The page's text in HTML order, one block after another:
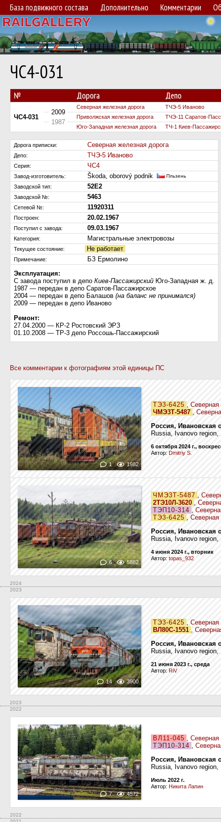
База подвижного состава Дополнительно Комментарии
ЧС4-031
№ Дорога Депо
ЧС4-031
2009
Северная железная дорога ТЧЭ-5 Иваново
1987
Приволжская железная дорога
ТЧЭ-11 Саратов-
Юго-Западная железная дорога
ТЧ-1 Киев-
Дорога приписки: Северная железная дорога
Депо: ТЧЭ-5 Иваново
Серия: ЧС4
Завод-изготовитель: Škoda, oborový podnik Пльзень
Заводской тип: 52E2
Заводской №: 5463
Сетевой №: 11920311
Построен: 20.02.1967
Поступил c завода: 09.03.1967
Категория: Магистральные электровозы
Текущее состояние: Не работает
Примечание:
БЗ Ермолино
Эксплуатация:
С завода поступил в депо Киев-Пассажирский Юго-Западная ж. д.
1987 — передан в депо Саратов-Пассажирское
2004 — передан в депо Балашов (на баланс не принимался)
2009 — передан в депо Иваново
Ремонт:
27.04.2000 — КР-2 Ростовский ЭРЗ
01.10.2008 — ТР-3 депо Россошь-Пассажирский
Все комментарии к фотографиям этой единицы ПС
1 1982
ТЭ3-6425 , Северная
ЧМЭ3Т-5487 ,
Россия, Ивановская
Russia, Ivanovo
6 октября 2024 г.,
Автор: Dmitriy S.
6 5882
ЧМЭ3Т-5487 ,
2ТЭ10Л-3620 ,
ТЭП10-314 ,
ТЭ3-6425 , Северная
Россия, Ивановская
Russia, Ivanovo
4 июня 2024 г., вторник
Автор: topas_932
2024
2023
14 3900
ТЭ3-6425 , Северная
ВЛ80С-1551 ,
Россия, Ивановская
Russia, Ivanovo
21 июня 2023 г., среда
Автор: RiV
2023
2022
7 4572
ВЛ11-045 , Северная
ТЭП10-314 ,
Россия, Ивановская
Russia, Ivanovo
Июль 2022 г.
Автор: Никита Лапин
2022